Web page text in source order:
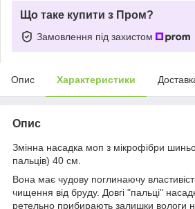
Що таке купити з Пром?
Замовлення під захистом
Опис Характеристики
Опис
Змінна насадка моп з мікрофібри
пальців) 40 см.
Вона має чудову поглинаючу
чищення від бруду. Довгі "пальці"
ретельно прибирають залишки вологи